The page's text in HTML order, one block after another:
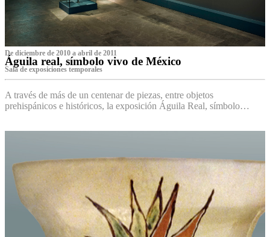
De diciembre de 2010 a abril de 2011
Águila real, símbolo vivo de México
Sala de exposiciones temporales
A través de más de un centenar de piezas, entre objetos
prehispánicos e históricos, la exposición Águila Real, símbolo…